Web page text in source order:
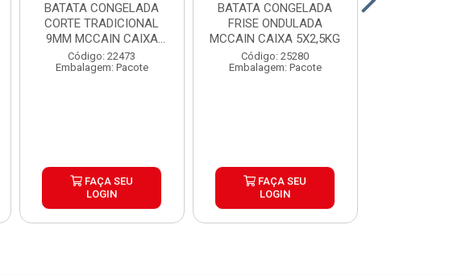
BATATA CONGELADA
CORTE TRADICIONAL
9MM MCCAIN CAIXA
6X2,5KG
Código: 22473
Embalagem: Pacote
FAÇA SEU
LOGIN
BATATA CONGELADA
FRISE ONDULADA
MCCAIN CAIXA 5X2,5KG
Código: 25280
Embalagem: Pacote
FAÇA SEU
LOGIN